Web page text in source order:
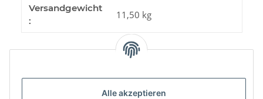
Alle akzeptieren
Produkteigenschaft
Wert
Versandgewicht
:
11,50 kg